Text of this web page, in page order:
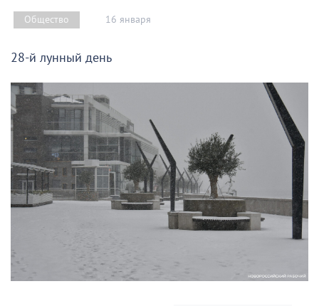
Общество 16 января
28-й лунный день